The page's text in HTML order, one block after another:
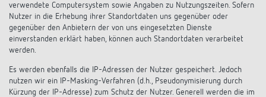
verwendete Computersystem sowie Angaben zu Nutzungszeiten. Sofern
Nutzer in die Erhebung ihrer Standortdaten uns gegenüber oder
gegenüber den Anbietern der von uns eingesetzten Dienste
einverstanden erklärt haben, können auch Standortdaten verarbeitet
werden.
Es werden ebenfalls die IP-Adressen der Nutzer gespeichert. Jedoch
nutzen wir ein IP-Masking-Verfahren (d.h., Pseudonymisierung durch
Kürzung der IP-Adresse) zum Schutz der Nutzer. Generell werden die im